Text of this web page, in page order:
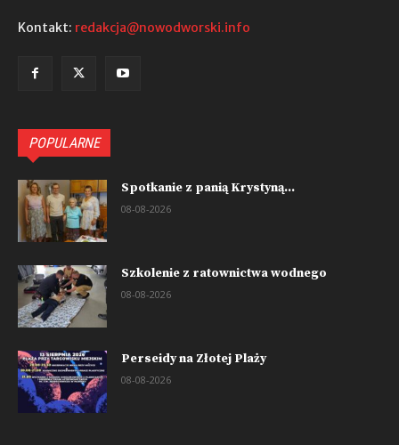
Kontakt: redakcja@nowodworski.info
POPULARNE
Spotkanie z panią Krystyną...
08-08-2026
Szkolenie z ratownictwa wodnego
08-08-2026
Perseidy na Złotej Plaży
08-08-2026